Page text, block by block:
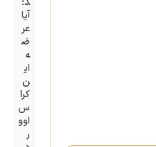
آیا
عر
ض
ه
ای
ن
کرا
س‌
اوو
ر